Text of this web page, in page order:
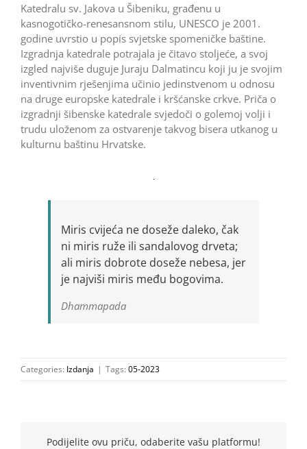
Katedralu sv. Jakova u Šibeniku, građenu u
kasnogotičko-renesansnom stilu, UNESCO je 2001.
godine uvrstio u popis svjetske spomeničke baštine.
Izgradnja katedrale potrajala je čitavo stoljeće, a svoj
izgled najviše duguje Juraju Dalmatincu koji ju je svojim
inventivnim rješenjima učinio jedinstvenom u odnosu
na druge europske katedrale i kršćanske crkve. Priča o
izgradnji šibenske katedrale svjedoči o golemoj volji i
trudu uloženom za ostvarenje takvog bisera utkanog u
kulturnu baštinu Hrvatske.
Miris cvijeća ne doseže daleko, čak
ni miris ruže ili sandalovog drveta;
ali miris dobrote doseže nebesa, jer
je najviši miris među bogovima.
Dhammapada
Categories: Izdanja | Tags: 05-2023
Podijelite ovu priču, odaberite vašu platformu!